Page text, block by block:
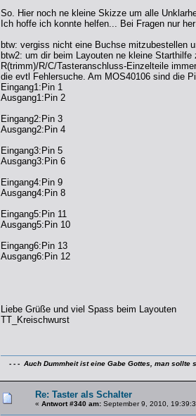
So. Hier noch ne kleine Skizze um alle
Ich hoffe ich konnte helfen... Bei Fragen nur
btw: vergiss nicht eine Buchse mitzubestellen
btw2: um dir beim Layouten ne kleine
R(trimm)/R/C/Tasteranschluss-Einzelteile
die evtl Fehlersuche. Am MOS40106 sind die
Eingang1:Pin 1
Ausgang1:Pin 2
Eingang2:Pin 3
Ausgang2:Pin 4
Eingang3:Pin 5
Ausgang3:Pin 6
Eingang4:Pin 9
Ausgang4:Pin 8
Eingang5:Pin 11
Ausgang5:Pin 10
Eingang6:Pin 13
Ausgang6:Pin 12
Liebe Grüße und viel Spass beim Layouten
TT_Kreischwurst
- - - Auch Dummheit ist eine Gabe Gottes, man sollte
Re: Taster als Schalter
« Antwort #340 am: September 9, 2010,